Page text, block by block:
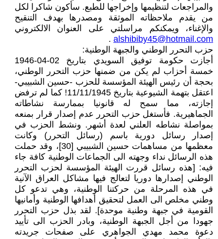
والمراجعات لتنظيمها وإخراجها للطبع. سأكون شاكرا لكل
من يقدم ملاحظاته الموثقة ومصدرها بهدف التنقيح
والإغناء، ويمكنكم مراسلتي على العنوان الالكتروني
alshibiby45@hotmail.com
.
حزب التحرر الوطني والجبهة الوطنية:
أجازت حكومة توفيق السويدي بتاريخ 02-04-1946
خمسة أحزاب لم يكن من ضمنها حزب التحرر الوطني،
بحجة أن رئيس الهيئة المؤسسة للحزب -حسين الشبيبي-
اعتقل بتهمة الشيوعية بتاريخ 11/11/1945! كما لم ترفض
إجازته، مما سمح له قانونيا بممارسة نشاطاته
الجماهيرية. فأستغل حزب التحرر عدم إصدار قرار بمنعه
بمواصلة نشاطه العلني لعدة أشهر. ونشط الحزب في
إصدار رسائل دورية باسم (رسائل التحرر) وكانت
معظمها من مساهمات حسين الشبيبي [30]، وقد حملت
هذه الرسائل نداء وجهته الى الجماعات الوطنية كافة جاء
فيه: [هذه رسائل قررت الهيئة المؤسسة لحزب التحرر
الوطني إصدارها دوريا لتعالج فيها مشاكل العراق الآنية
في هذه المرحلة من حركتنا الوطنية، وهي تدعو كل
وطني مخلص الى العمل لتحقيق أهدافها الوطنية وأمانيها
القومية في جبهة وطنية موحدة]. لقد بذل حزب التحرر
جهودا من أجل الجبهة الوطنية، وبادر الحزب الى تأييد
دعوة محمد مهدي الجواهري على صفحات جريدته